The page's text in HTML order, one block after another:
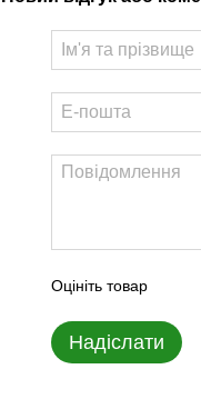
Оцініть товар
Надіслати